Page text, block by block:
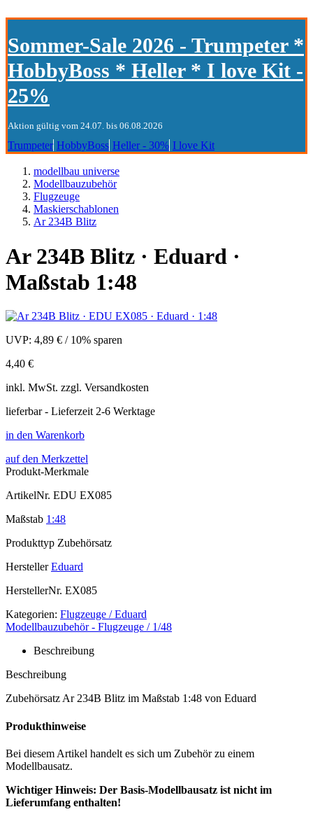
Sommer-Sale 2026 - Trumpeter *
HobbyBoss * Heller * I love Kit -
25%
Aktion gültig vom 24.07. bis 06.08.2026
Trumpeter HobbyBoss Heller - 30% I love Kit
modellbau universe
Modellbauzubehör
Flugzeuge
Maskierschablonen
Ar 234B Blitz
Ar 234B Blitz · Eduard ·
Maßstab 1:48
UVP: 4,89 € / 10% sparen
4,40 €
inkl. MwSt. zzgl. Versandkosten
lieferbar - Lieferzeit 2-6 Werktage
in den Warenkorb
auf den Merkzettel
Produkt-Merkmale
ArtikelNr. EDU EX085
Maßstab 1:48
Produkttyp Zubehörsatz
Hersteller Eduard
HerstellerNr. EX085
Kategorien: Flugzeuge / Eduard
Modellbauzubehör - Flugzeuge / 1/48
Beschreibung
Beschreibung
Zubehörsatz Ar 234B Blitz im Maßstab 1:48 von Eduard
Produkthinweise
Bei diesem Artikel handelt es sich um Zubehör zu einem
Modellbausatz.
Wichtiger Hinweis: Der Basis-Modellbausatz ist nicht im
Lieferumfang enthalten!